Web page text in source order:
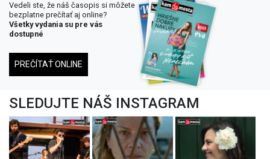
Vedeli ste, že náš časopis si môžete
bezplatne prečítať aj online?
Všetky vydania su pre vás
dostupné
PREČÍTAŤ ONLINE
SLEDUJTE NÁŠ INSTAGRAM